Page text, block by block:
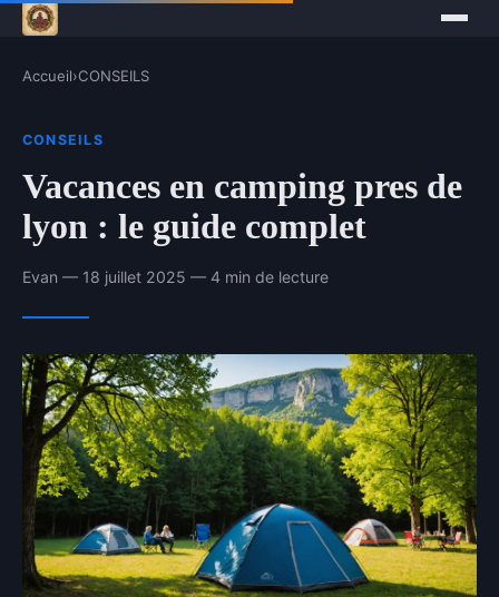
Accueil›CONSEILS
CONSEILS
Vacances en camping pres de
lyon : le guide complet
Evan — 18 juillet 2025 — 4 min de lecture